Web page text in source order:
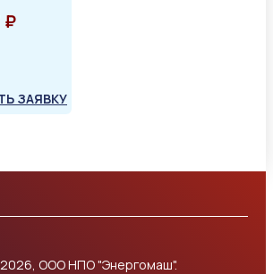
₽
ЗАЯВКУ
ООО НПО "Энергомаш".